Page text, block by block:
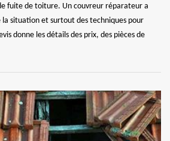
fuite de toiture. Un couvreur réparateur a
situation et surtout des techniques pour
donne les détails des prix, des pièces de